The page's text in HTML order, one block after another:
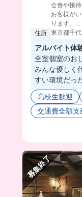
会食や接
お客様が
ります。...
住所 東京都千
アルバイト体
全室個室のお
みんな優しく
すい環境だっ
昨年の10月に
店内で働けち
今回撮影した
仕事終わり
できちゃう🥹
絶品まかない
高校生歓迎
交通費全額支
募集終了